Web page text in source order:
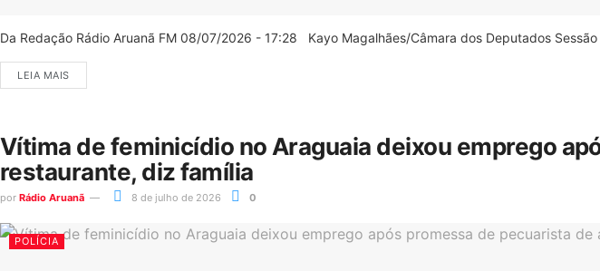
Da Redação Rádio Aruanã FM 08/07/2026 - 17:28 Kayo Magalhães/Câmara dos Deputados
LEIA MAIS
Vítima de feminicídio no Araguaia deixou emprego
restaurante, diz família
por Rádio Aruanã 8 de julho de 2026 0
POLÍCIA